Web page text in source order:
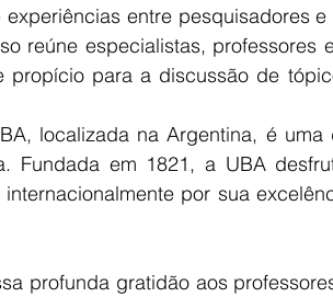
entre pesquisadores
reúne especialistas, professores
propício para a discussão de
localizada na Argentina, é uma
Fundada em 1821, a UBA
por sua
profunda gratidão aos